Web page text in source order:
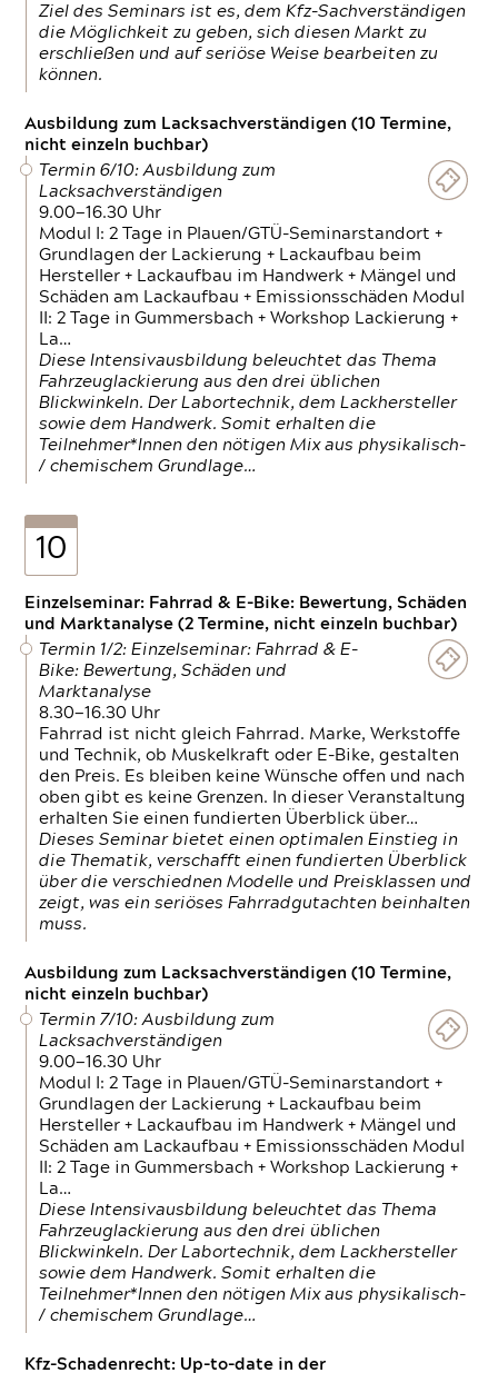
Ziel des Seminars ist es, dem Kfz-Sachverständigen
die Möglichkeit zu geben, sich diesen Markt zu
erschließen und auf seriöse Weise bearbeiten zu
können.
Ausbildung zum Lacksachverständigen (10 Termine,
nicht einzeln buchbar)
Termin 6/10: Ausbildung zum
Lacksachverständigen
9.00—16.30 Uhr
Modul I: 2 Tage in Plauen/GTÜ-Seminarstandort +
Grundlagen der Lackierung + Lackaufbau beim
Hersteller + Lackaufbau im Handwerk + Mängel und
Schäden am Lackaufbau + Emissionsschäden Modul
II: 2 Tage in Gummersbach + Workshop Lackierung +
La…
Diese Intensivausbildung beleuchtet das Thema
Fahrzeuglackierung aus den drei üblichen
Blickwinkeln. Der Labortechnik, dem Lackhersteller
sowie dem Handwerk. Somit erhalten die
Teilnehmer*Innen den nötigen Mix aus physikalisch-
/ chemischem Grundlage…
10
Einzelseminar: Fahrrad & E-Bike: Bewertung, Schäden
und Marktanalyse (2 Termine, nicht einzeln buchbar)
Termin 1/2: Einzelseminar: Fahrrad & E-
Bike: Bewertung, Schäden und
Marktanalyse
8.30—16.30 Uhr
Fahrrad ist nicht gleich Fahrrad. Marke, Werkstoffe
und Technik, ob Muskelkraft oder E-Bike, gestalten
den Preis. Es bleiben keine Wünsche offen und nach
oben gibt es keine Grenzen. In dieser Veranstaltung
erhalten Sie einen fundierten Überblick über…
Dieses Seminar bietet einen optimalen Einstieg in
die Thematik, verschafft einen fundierten Überblick
über die verschiednen Modelle und Preisklassen und
zeigt, was ein seriöses Fahrradgutachten beinhalten
muss.
Ausbildung zum Lacksachverständigen (10 Termine,
nicht einzeln buchbar)
Termin 7/10: Ausbildung zum
Lacksachverständigen
9.00—16.30 Uhr
Modul I: 2 Tage in Plauen/GTÜ-Seminarstandort +
Grundlagen der Lackierung + Lackaufbau beim
Hersteller + Lackaufbau im Handwerk + Mängel und
Schäden am Lackaufbau + Emissionsschäden Modul
II: 2 Tage in Gummersbach + Workshop Lackierung +
La…
Diese Intensivausbildung beleuchtet das Thema
Fahrzeuglackierung aus den drei üblichen
Blickwinkeln. Der Labortechnik, dem Lackhersteller
sowie dem Handwerk. Somit erhalten die
Teilnehmer*Innen den nötigen Mix aus physikalisch-
/ chemischem Grundlage…
Kfz-Schadenrecht: Up-to-date in der